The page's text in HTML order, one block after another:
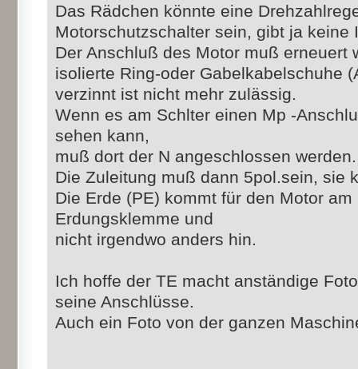
Das Rädchen könnte eine
Motorschutzschalter sein, gibt ja keine
Der Anschluß des Motor muß erneuert
isolierte Ring-oder Gabelkabelschuhe
verzinnt ist nicht mehr zulässig.
Wenn es am Schlter einen Mp -
sehen kann,
muß dort der N angeschlossen werden.
Die Zuleitung muß dann 5pol.sein, sie
Die Erde (PE) kommt für den Motor
Erdungsklemme und
nicht irgendwo anders hin.
Ich hoffe der TE macht anständige
seine Anschlüsse.
Auch ein Foto von der ganzen